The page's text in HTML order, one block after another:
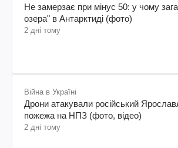
Не замерзає при мінус 50: у чому
озера" в Антарктиді (фото)
2 дні тому
Війна в Україні
Дрони атакували російський
пожежа на НПЗ (фото, відео)
2 дні тому